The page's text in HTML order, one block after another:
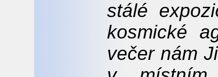
stálé
kosmické
večer nám